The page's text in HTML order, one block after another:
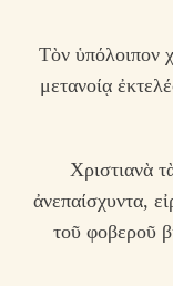
Τὸν ὑπόλοιπον
μετανοίᾳ
Χριστιανὰ
ἀνεπαίσχυντα,
τοῦ φοβεροῦ